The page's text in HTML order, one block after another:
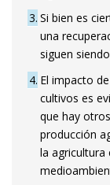
3 Si bien es
una
siguen
4 El impacto
cultivos es
que hay
producción
la agricultura